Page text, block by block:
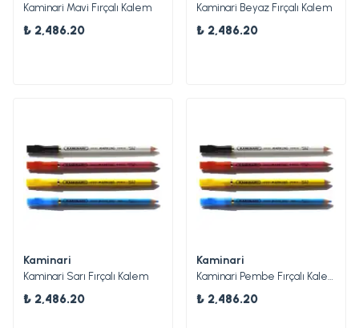
Kaminari Mavi Fırçalı Kalem
₺ 2,486.20
Kaminari Beyaz Fırçalı Kalem
₺ 2,486.20
Kaminari
Kaminari Sarı Fırçalı Kalem
₺ 2,486.20
Kaminari
Kaminari Pembe Fırçalı Kalem
₺ 2,486.20